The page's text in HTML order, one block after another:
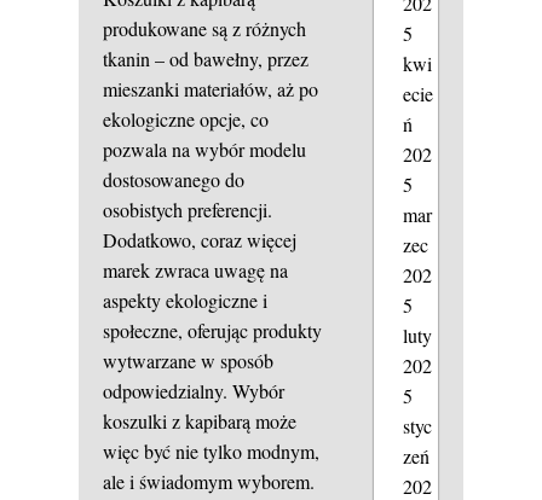
produkowane są z różnych
tkanin – od bawełny, przez
mieszanki materiałów, aż po
ekologiczne opcje, co
pozwala na wybór modelu
dostosowanego do
osobistych preferencji.
Dodatkowo, coraz więcej
marek zwraca uwagę na
aspekty ekologiczne i
społeczne, oferując produkty
wytwarzane w sposób
odpowiedzialny. Wybór
koszulki z kapibarą może
więc być nie tylko modnym,
ale i świadomym wyborem.
5
kwi
ecie
ń
202
5
mar
zec
202
5
luty
202
5
styc
zeń
202